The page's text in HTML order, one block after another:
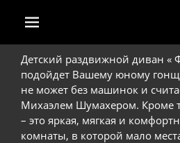
Основное меню
Перейти
содержимому
Детский раздвижной диван «
подойдет Вашему юному
не может без машинок и
Михаэлем Шумахером. Кроме
– это яркая, мягкая и
комнаты, в которой мало